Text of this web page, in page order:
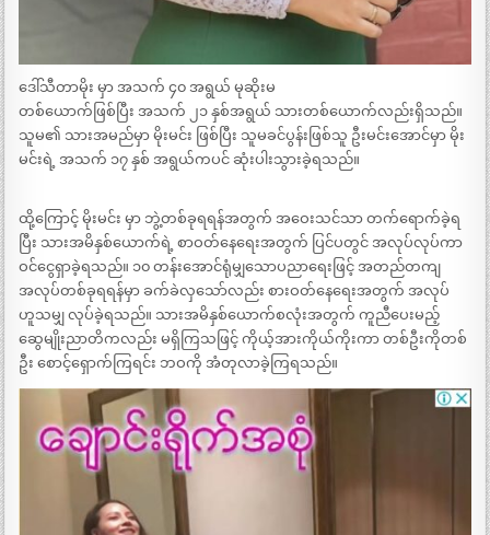
ဒေါ်သီတာမိုး မှာ အသက် ၄၀ အရွယ် မုဆိုးမ
တစ်ယောက်ဖြစ်ပြီး အသက် ၂၁ နှစ်အရွယ် သားတစ်ယောက်လည်းရှိသည်။
သူမ၏ သားအမည်မှာ မိုးမင်း ဖြစ်ပြီး သူမခင်ပွန်းဖြစ်သူ ဦးမင်းအောင်မှာ မိုး
မင်းရဲ့ အသက် ၁၇ နှစ် အရွယ်ကပင် ဆုံးပါးသွားခဲ့ရသည်။
ထို့ကြောင့် မိုးမင်း မှာ ဘွဲ့တစ်ခုရရန်အတွက် အဝေးသင်သာ တက်ရောက်ခဲ့ရ
ပြီး သားအမိနှစ်ယောက်ရဲ့ စာဝတ်နေရေးအတွက် ပြင်ပတွင် အလုပ်လုပ်ကာ
ဝင်ငွေရှာခဲ့ရသည်။ ၁၀ တန်းအောင်ရုံမျှသောပညာရေးဖြင့် အတည်တကျ
အလုပ်တစ်ခုရရန်မှာ ခက်ခဲလှသော်လည်း စားဝတ်နေရေးအတွက် အလုပ်
ဟူသမျှ လုပ်ခဲ့ရသည်။ သားအမိနှစ်ယောက်စလုံးအတွက် ကူညီပေးမည့်
ဆွေမျိုးညာတိကလည်း မရှိကြသဖြင့် ကိုယ့်အားကိုယ်ကိုးကာ တစ်ဦးကိုတစ်
ဦး စောင့်ရှောက်ကြရင်း ဘဝကို အံတုလာခဲ့ကြရသည်။